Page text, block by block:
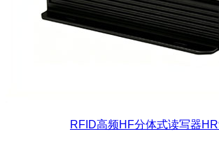
RFID高频HF分体式读写器